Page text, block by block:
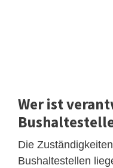
Wer ist
Die
Bushaltestellen